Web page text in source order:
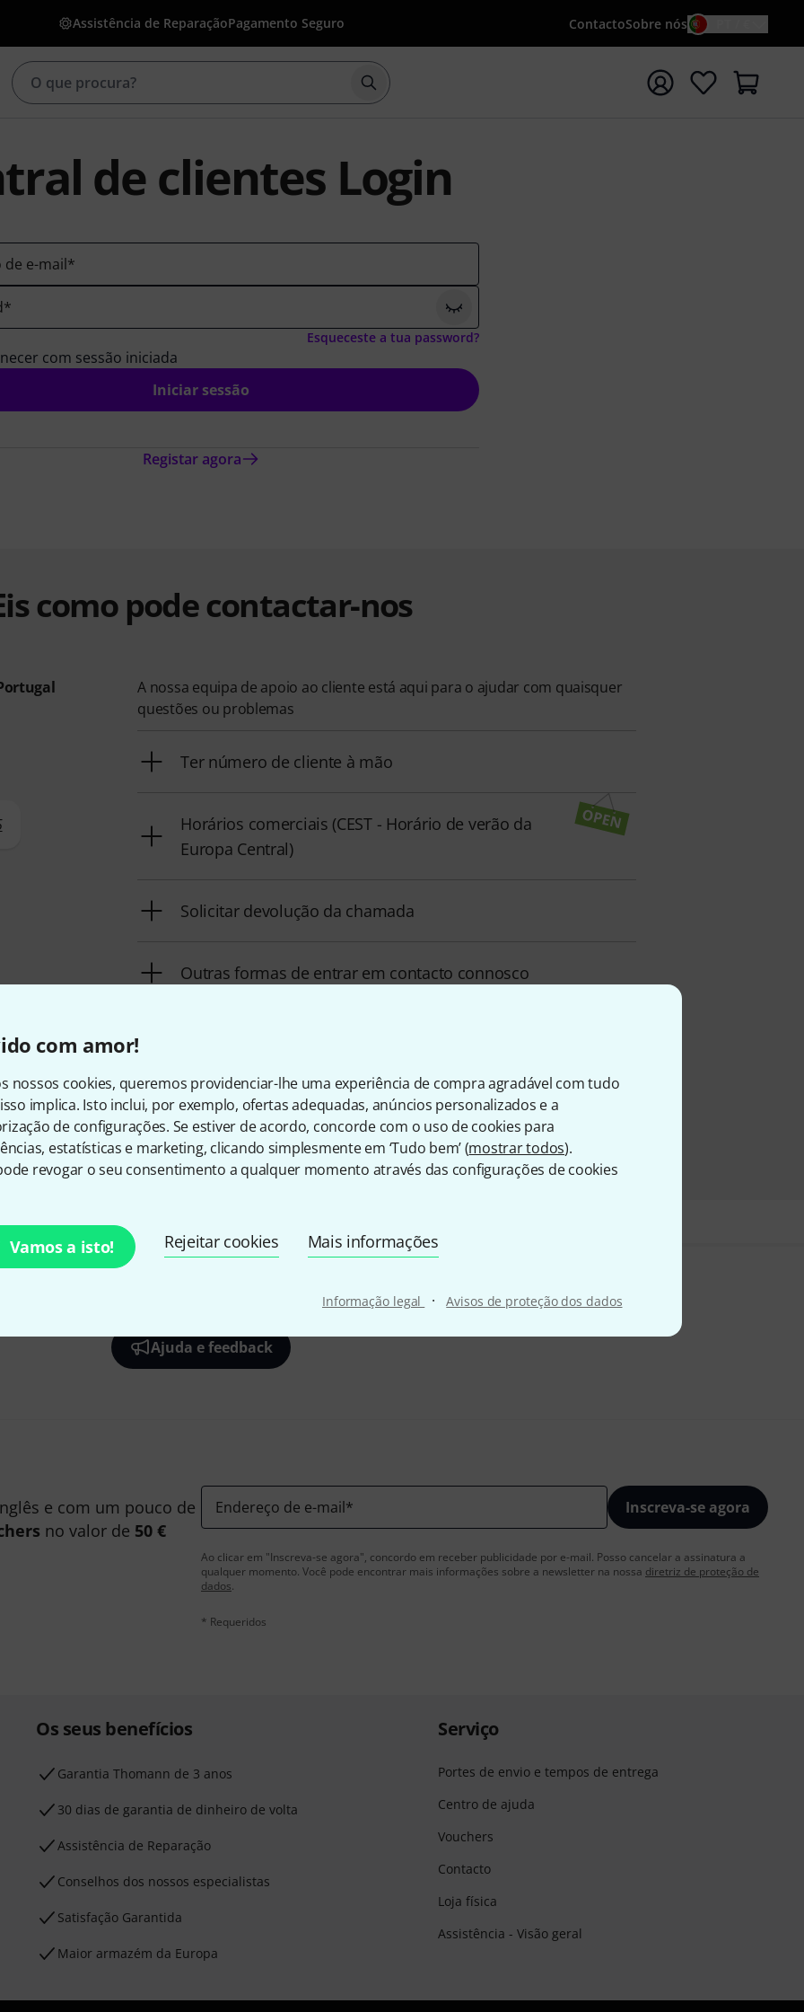
com amor!
nossos cookies, queremos providenciar-lhe uma experiência de compra agradável com tudo
implica. Isto inclui, por exemplo, ofertas adequadas, anúncios personalizados e a
de configurações. Se estiver de acordo, concorde com o uso de cookies para
estatísticas e marketing, clicando simplesmente em ‘Tudo bem’ (mostrar todos).
revogar o seu consentimento a qualquer momento através das configurações de cookies
Vamos a isto! Rejeitar cookies Mais informações
Informação legal · Avisos de proteção dos dados
Assistência de ReparaçãoPagamento Seguro ContactoSobre nós
Iniciar pesquisa com o termo de pesquisa {searchTerm}
de clientes Login
de e-mail*
* mostrar caracteres
Esqueceste a tua password?
com sessão iniciada
Iniciar sessão
Registar agora
como pode contactar-nos
A nossa equipa de apoio ao cliente está aqui para o ajudar com quaisquer
questões ou problemas
Ter número de cliente à mão
Horários comerciais (CEST - Horário de verão da
Europa Central)
Solicitar devolução da chamada
Outras formas de entrar em contacto connosco
Todos os contactos
Ajuda e feedback
e com um pouco de
no valor de 50 €
Endereço de e-mail* Inscreva-se agora
Ao clicar em "Inscreva-se agora", concordo em receber publicidade por e-mail. Posso cancelar a assinatura a
qualquer momento. Você pode encontrar mais informações sobre a newsletter na nossa diretriz de proteção de
dados.
* Requeridos
Os seus benefícios
Garantia Thomann de 3 anos
30 dias de garantia de dinheiro de volta
Assistência de Reparação
Conselhos dos nossos especialistas
Satisfação Garantida
Maior armazém da Europa
Serviço
Portes de envio e tempos de entrega
Centro de ajuda
Vouchers
Contacto
Loja física
Assistência - Visão geral